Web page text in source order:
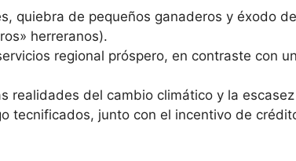
quiebra de pequeños ganaderos y éxodo
herreranos).
regional próspero, en contraste con
realidades del cambio climático y la
tecnificados, junto con el incentivo de